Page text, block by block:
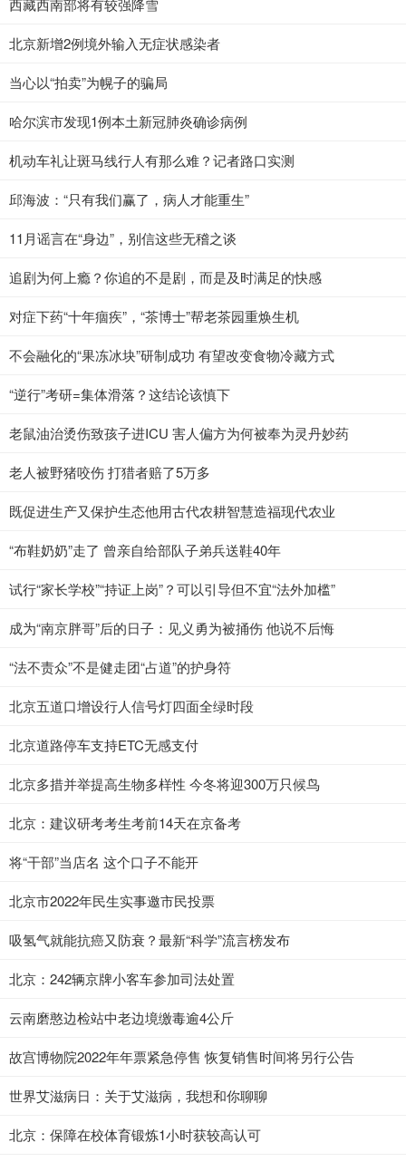
北京新增2例境外输入无症状感染者
当心以“拍卖”为幌子的骗局
哈尔滨市发现1例本土新冠肺炎确诊病例
机动车礼让斑马线行人有那么难？记者路口实测
邱海波：“只有我们赢了，病人才能重生”
11月谣言在“身边”，别信这些无稽之谈
追剧为何上瘾？你追的不是剧，而是及时满足的快感
对症下药“十年痼疾”，“茶博士”帮老茶园重焕生机
不会融化的“果冻冰块”研制成功 有望改变食物冷藏方式
“逆行”考研=集体滑落？这结论该慎下
老鼠油治烫伤致孩子进ICU 害人偏方为何被奉为灵丹妙药
老人被野猪咬伤 打猎者赔了5万多
既促进生产又保护生态他用古代农耕智慧造福现代农业
“布鞋奶奶”走了 曾亲自给部队子弟兵送鞋40年
试行“家长学校”“持证上岗”？可以引导但不宜“法外加槛”
成为“南京胖哥”后的日子：见义勇为被捅伤 他说不后悔
“法不责众”不是健走团“占道”的护身符
北京五道口增设行人信号灯四面全绿时段
北京道路停车支持ETC无感支付
北京多措并举提高生物多样性 今冬将迎300万只候鸟
北京：建议研考考生考前14天在京备考
将“干部”当店名 这个口子不能开
北京市2022年民生实事邀市民投票
吸氢气就能抗癌又防衰？最新“科学”流言榜发布
北京：242辆京牌小客车参加司法处置
云南磨憨边检站中老边境缴毒逾4公斤
故宫博物院2022年年票紧急停售 恢复销售时间将另行公告
世界艾滋病日：关于艾滋病，我想和你聊聊
北京：保障在校体育锻炼1小时获较高认可